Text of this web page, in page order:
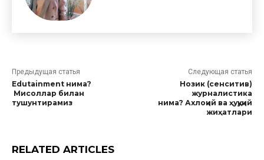
Предыдущая статья
Edutainment нима?
Мисоллар билан
тушунтирамиз
Следующая статья
Нозик (сенситив)
журналистика
нима? Ахлоқий ва ҳуқуқий
жиҳатлари
RELATED ARTICLES